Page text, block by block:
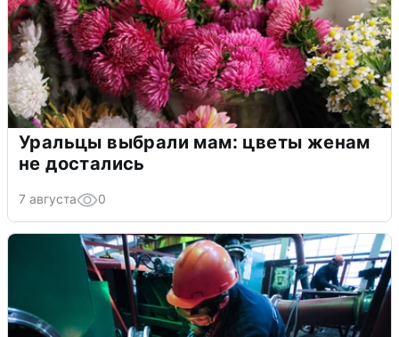
Уральцы выбрали мам: цветы женам
не достались
7 августа 0